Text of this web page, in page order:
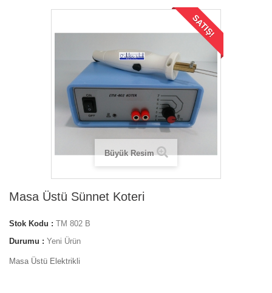
SATIŞ!
Büyük Resim
Masa Üstü Sünnet Koteri
Stok Kodu : TM 802 B
Durumu : Yeni Ürün
Masa Üstü Elektrikli